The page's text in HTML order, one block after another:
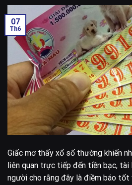
07
Th6
Giấc mơ thấy xổ số thường khiến
liên quan trực tiếp đến tiền bạc, tài
người cho rằng đây là điềm báo tốt